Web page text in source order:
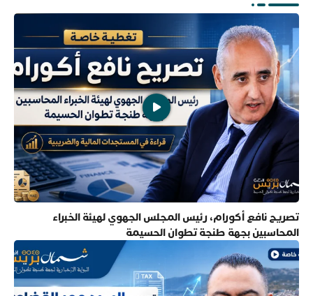
تصريح نافع أكورام، رئيس المجلس الجهوي لهيئة الخبراء
المحاسبين بجهة طنجة تطوان الحسيمة